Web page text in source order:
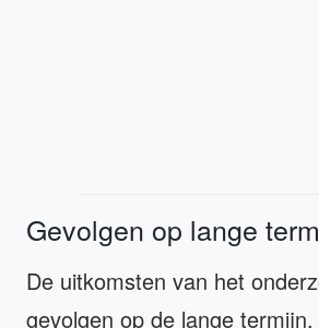
Gevolgen op lange
De uitkomsten van het
gevolgen op de lange